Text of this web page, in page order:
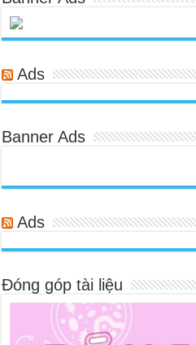
Ads
Banner Ads
Ads
Đóng góp tài liệu